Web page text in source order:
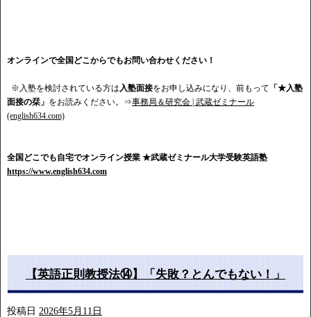
オンラインで全国どこからでもお問い合わせください！
※入塾を検討されている方は 入塾面接をお申し込みになり、前もって 「★入塾
面接の栞」 をお読みください。⇒事務局＆研究会 | 武蔵ゼミナール
(english634.com)
全国どこでも自宅でオンライン授業 ★武蔵ゼミナール大学受験英語塾
https://www.english634.com
【英語正則教授法⑭】「失敗？とんでもない！」
投稿日 2026年5月11日